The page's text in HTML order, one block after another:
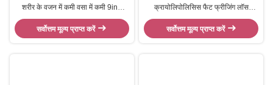
शरीर के वजन में कमी वसा में कमी 9in1
360 वसा फ्रीजिंग क्रायोलिपोलिसिस
स्लिमिंग
सर्वोत्तम मूल्य प्राप्त करें
क्रायोलिपोलिसिस फैट फ्रीजिंग लॉस
स्लिमिंग मशीन वैक्यूम कैविटेशन आरएफ
मशीन
सर्वोत्तम मूल्य प्राप्त करें